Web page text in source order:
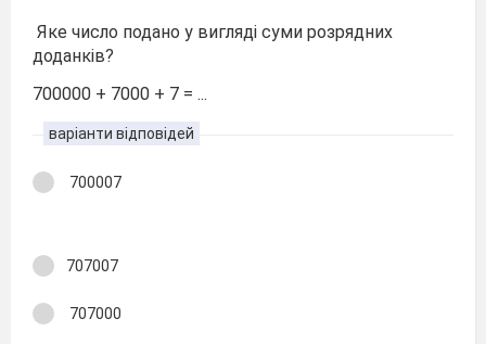
Яке число подано у вигляді суми розрядних
доданків?
700000 + 7000 + 7 = ...
варіанти відповідей
700007
707007
707000